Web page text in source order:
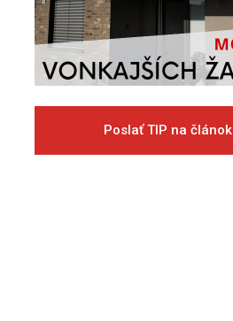
Poslať TIP na článok